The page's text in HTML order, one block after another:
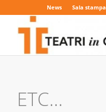
News Sala stampa
ETC…